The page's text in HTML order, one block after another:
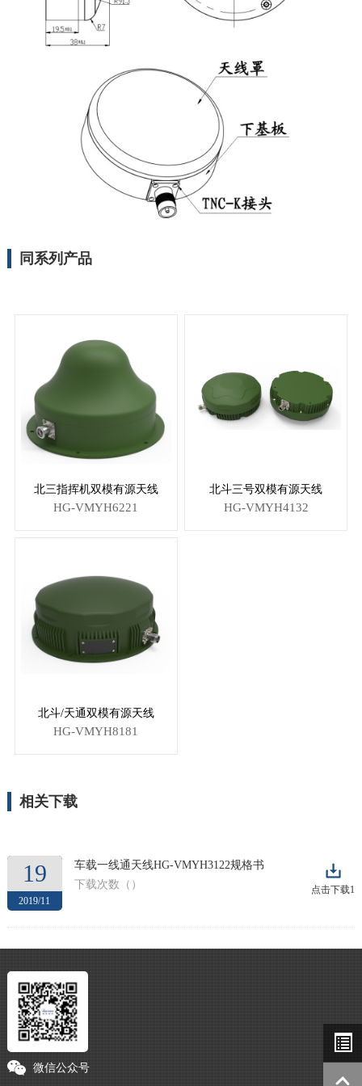
同系列产品
北三指挥机双模有源天线
HG-VMYH6221
北斗三号双模有源天线
HG-VMYH4132
北斗/天通双模有源天线
HG-VMYH8181
相关下载
点击下载1
19
2019/11
车载一线通天线HG-VMYH3122规格书
下载次数（ ）
微信公众号